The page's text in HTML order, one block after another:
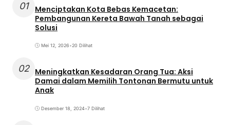
01
Menciptakan Kota Bebas Kemacetan:
Pembangunan Kereta Bawah Tanah sebagai
Solusi
Mei 12, 2026•20 Dilihat
02 Meningkatkan Kesadaran Orang Tua: Aksi
Damai dalam Memilih Tontonan Bermutu untuk
Anak
Desember 18, 2024•7 Dilihat